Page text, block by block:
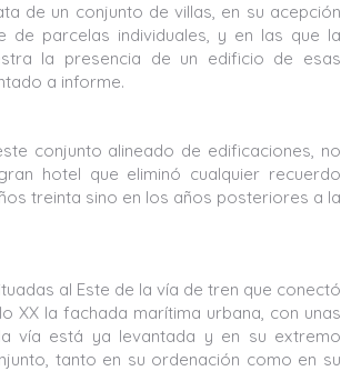
de un conjunto de villas, en su acepción
parcelas individuales, y en las que la
la presencia de un edificio de esas
a informe.
conjunto alineado de edificaciones, no
hotel que eliminó cualquier recuerdo
treinta sino en los años posteriores a la
al Este de la vía de tren que conectó
XX la fachada marítima urbana, con unas
vía está ya levantada y en su extremo
tanto en su ordenación como en su